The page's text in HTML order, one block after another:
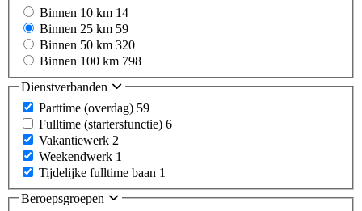
Binnen 10 km 14
Binnen 25 km 59
Binnen 50 km 320
Binnen 100 km 798
Dienstverbanden
Parttime (overdag) 59
Fulltime (startersfunctie) 6
Vakantiewerk 2
Weekendwerk 1
Tijdelijke fulltime baan 1
Beroepsgroepen